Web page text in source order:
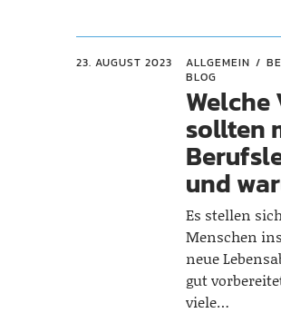
23. AUGUST 2023 ALLGEMEIN
BLOG
Welche
sollten
und
Es stellen
Menschen
neue
gut
viele…